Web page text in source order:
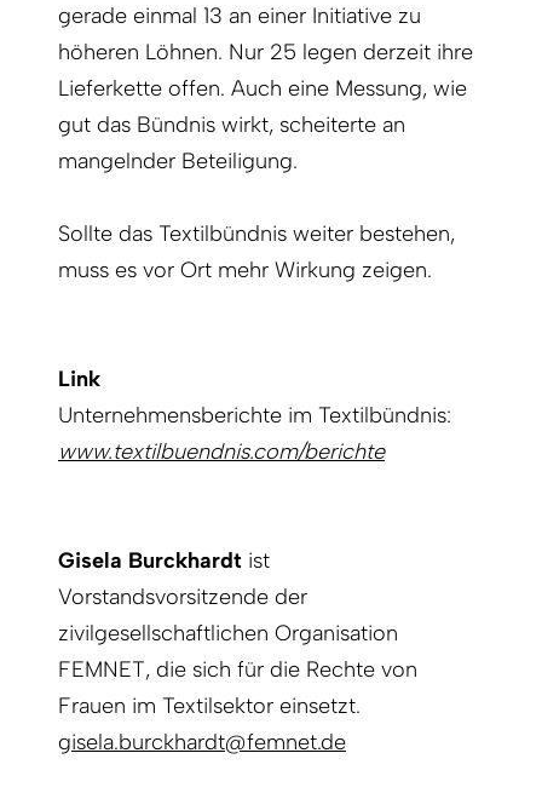
gerade einmal 13 an einer Initiative zu
höheren Löhnen. Nur 25 legen derzeit ihre
Lieferkette offen. Auch eine Messung, wie
gut das Bündnis wirkt, scheiterte an
mangelnder Beteiligung.
Sollte das Textilbündnis weiter bestehen,
muss es vor Ort mehr Wirkung zeigen.
Link
Unternehmensberichte im Textilbündnis:
www.textilbuendnis.com/berichte
Gisela Burckhardt ist
Vorstandsvorsitzende der
zivilgesellschaftlichen Organisation
FEMNET, die sich für die Rechte von
Frauen im Textilsektor einsetzt.
gisela.burckhardt@femnet.de